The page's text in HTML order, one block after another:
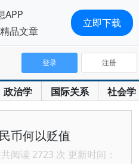
政治学 国际关系 社会学
登录 注册
币何以贬值
阅读 2723 次 更新时间：
APP
品文章
立即下载